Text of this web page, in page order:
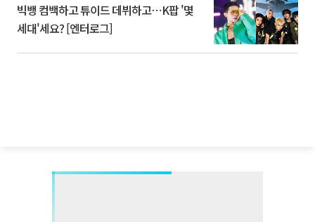
빅뱅 컴백하고 튜이드 데뷔하고⋯K팝 '몇
세대'세요? [엔터로그]